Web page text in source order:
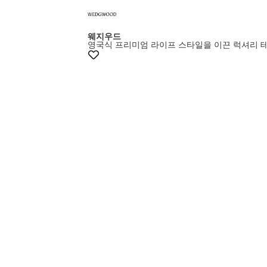
웨지우드
영국식 프리미엄 라이프 스타일을 이끈 럭셔리